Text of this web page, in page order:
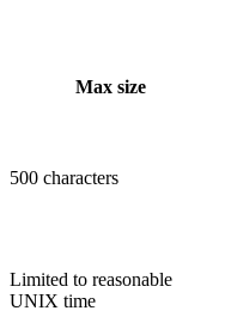
Max size
500 characters
Limited to reasonable
UNIX time